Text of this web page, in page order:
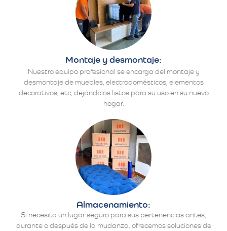
Montaje y desmontaje:
Nuestro equipo profesional se encarga del montaje y
desmontaje de muebles, electrodomésticos, elementos
decorativos, etc, dejándolos listos para su uso en su nuevo
hogar.
Almacenamiento:
Si necesita un lugar seguro para sus pertenencias antes,
durante o después de la mudanza, ofrecemos soluciones de